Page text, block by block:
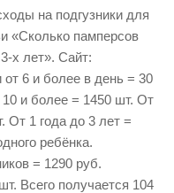
на подгузники для
«Сколько памперсов
х лет». Сайт:
от 6 и более в день = 30
и более = 1450 шт. От
От 1 года до 3 лет =
ребёнка.
= 1290 руб.
Всего получается 104